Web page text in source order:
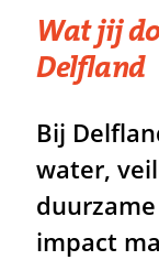
Wat jij
Delfland
Bij
water,
impact